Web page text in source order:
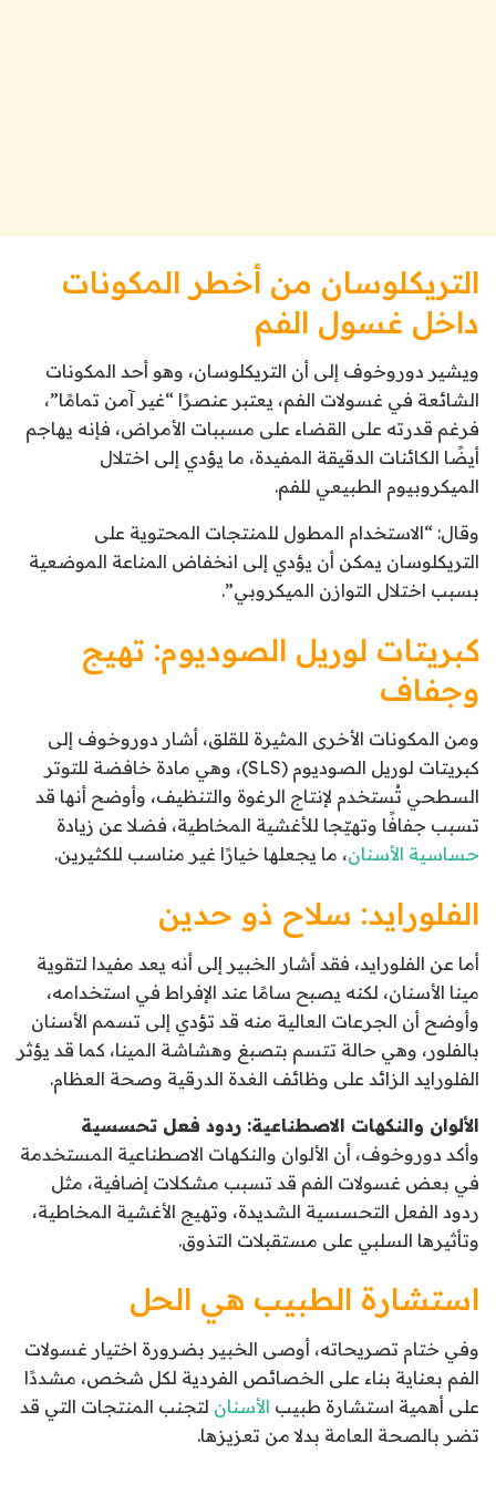
التريكلوسان من أخطر المكونات
داخل غسول الفم
ويشير دوروخوف إلى أن التريكلوسان، وهو أحد المكونات
الشائعة في غسولات الفم، يعتبر عنصرًا “غير آمن تمامًا”،
فرغم قدرته على القضاء على مسببات الأمراض، فإنه يهاجم
أيضًا الكائنات الدقيقة المفيدة، ما يؤدي إلى اختلال
الميكروبيوم الطبيعي للفم.
وقال: “الاستخدام المطول للمنتجات المحتوية على
التريكلوسان يمكن أن يؤدي إلى انخفاض المناعة الموضعية
بسبب اختلال التوازن الميكروبي”.
كبريتات لوريل الصوديوم: تهيج
وجفاف
ومن المكونات الأخرى المثيرة للقلق، أشار دوروخوف إلى
كبريتات لوريل الصوديوم (SLS)، وهي مادة خافضة للتوتر
السطحي تُستخدم لإنتاج الرغوة والتنظيف، وأوضح أنها قد
تسبب جفافًا وتهيّجا للأغشية المخاطية، فضلا عن زيادة
حساسية الأسنان، ما يجعلها خيارًا غير مناسب للكثيرين.
الفلورايد: سلاح ذو حدين
أما عن الفلورايد، فقد أشار الخبير إلى أنه يعد مفيدا لتقوية
مينا الأسنان، لكنه يصبح سامًا عند الإفراط في استخدامه،
وأوضح أن الجرعات العالية منه قد تؤدي إلى تسمم الأسنان
بالفلور، وهي حالة تتسم بتصبغ وهشاشة المينا، كما قد يؤثر
الفلورايد الزائد على وظائف الغدة الدرقية وصحة العظام.
الألوان والنكهات الاصطناعية: ردود فعل تحسسية
وأكد دوروخوف، أن الألوان والنكهات الاصطناعية المستخدمة
في بعض غسولات الفم قد تسبب مشكلات إضافية، مثل
ردود الفعل التحسسية الشديدة، وتهيج الأغشية المخاطية،
وتأثيرها السلبي على مستقبلات التذوق.
استشارة الطبيب هي الحل
وفي ختام تصريحاته، أوصى الخبير بضرورة اختيار غسولات
الفم بعناية بناء على الخصائص الفردية لكل شخص، مشددًا
على أهمية استشارة طبيب الأسنان لتجنب المنتجات التي قد
تضر بالصحة العامة بدلا من تعزيزها.